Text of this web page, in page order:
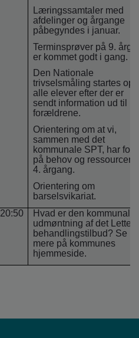
Læringssamtaler med
afdelinger og årgange
påbegyndes i januar.
Terminsprøver på 9.
er kommet godt i gang.
Den Nationale
trivselsmåling startes op
alle elever efter der er
sendt information ud til
forældrene.
Orientering om at vi,
sammen med det
kommunale SPT, har
på behov og ressourcer
4. årgang.
Orientering om
barselsvikariat.
20:50
Hvad er den kommunale
udmøntning af det Lettere
behandlingstilbud? Se
mere på kommunes
hjemmeside.